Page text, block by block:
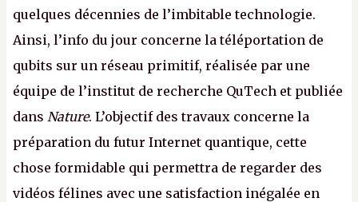
quelques décennies de l’imbitable technologie.
Ainsi, l’info du jour concerne la téléportation de
qubits sur un réseau primitif, réalisée par une
équipe de l’institut de recherche QuTech et publiée
dans Nature. L’objectif des travaux concerne la
préparation du futur Internet quantique, cette
chose formidable qui permettra de regarder des
vidéos félines avec une satisfaction inégalée en